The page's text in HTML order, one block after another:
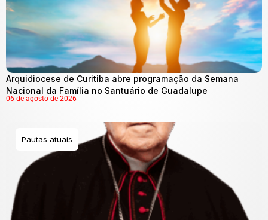
Arquidiocese de Curitiba abre programação da Semana
Nacional da Família no Santuário de Guadalupe
06 de agosto de 2026
Pautas atuais